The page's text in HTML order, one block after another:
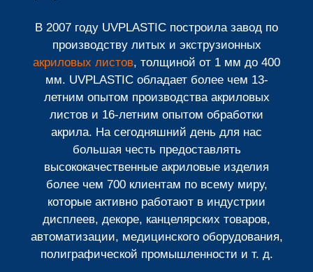
В 2007 году UVPLASTIC построила завод по
производству литых и экструзионных
акриловых листов, толщиной от 1 мм до 400
мм. UVPLASTIC обладает более чем 13-
летним опытом производства акриловых
листов и 16-летним опытом обработки
акрила. На сегодняшний день для нас
большая честь предоставлять
высококачественные акриловые изделия
более чем 700 клиентам по всему миру,
которые активно работают в индустрии
дисплеев, декоре, канцелярских товаров,
автоматизации, медицинского оборудования,
полиграфической промышленности и т. д.